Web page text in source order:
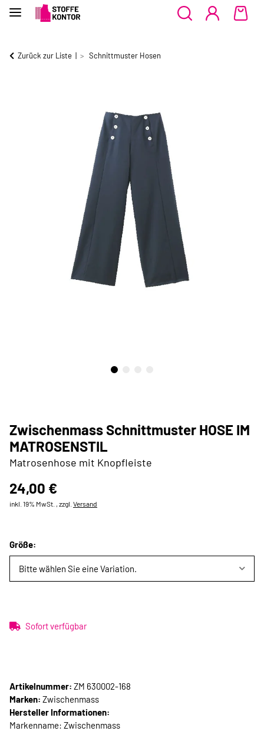
Zurück zur Liste Schnittmuster Hosen
Zwischenmass Schnittmuster HOSE IM
MATROSENSTIL
Matrosenhose mit Knopfleiste
24,00 €
inkl. 19% MwSt. , zzgl. Versand
Größe:
Bitte wählen Sie eine Variation.
Sofort verfügbar
Artikelnummer: ZM 630002-168
Marken: Zwischenmass
Hersteller Informationen:
Markenname: Zwischenmass